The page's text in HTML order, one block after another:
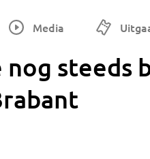
Media
steeds